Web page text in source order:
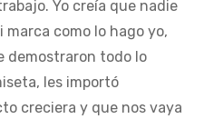
Yo creía que nadie
como lo hago yo,
demostraron todo lo
les importó
creciera y que nos vaya